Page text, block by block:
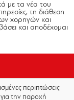
με τα νέα του
τη διάθεση
χορηγών και
και αποδέχομαι
περιπτώσεις
την παροχή